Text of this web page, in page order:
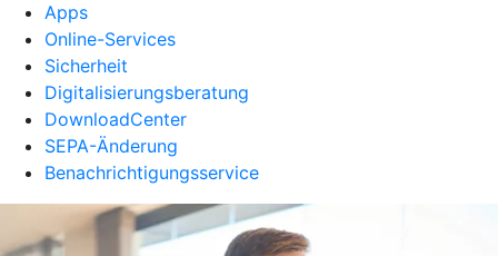
Apps
Online-Services
Sicherheit
Digitalisierungsberatung
DownloadCenter
SEPA-Änderung
Benachrichtigungsservice